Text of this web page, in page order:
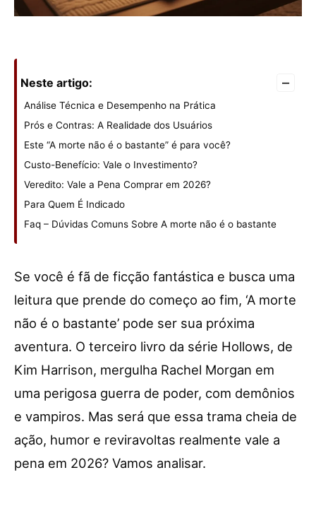
Neste artigo: –
Análise Técnica e Desempenho na Prática
Prós e Contras: A Realidade dos Usuários
Este “A morte não é o bastante” é para você?
Custo-Benefício: Vale o Investimento?
Veredito: Vale a Pena Comprar em 2026?
Para Quem É Indicado
Faq – Dúvidas Comuns Sobre A morte não é o bastante
Se você é fã de ficção fantástica e busca uma
leitura que prende do começo ao fim, ‘A morte
não é o bastante’ pode ser sua próxima
aventura. O terceiro livro da série Hollows, de
Kim Harrison, mergulha Rachel Morgan em
uma perigosa guerra de poder, com demônios
e vampiros. Mas será que essa trama cheia de
ação, humor e reviravoltas realmente vale a
pena em 2026? Vamos analisar.